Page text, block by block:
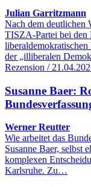
Julian Garritzmann
Nach dem deutlichen
TISZA-Partei bei den
der „illiberalen
Rezension /
Susanne Baer:
Werner Reutter
Wie arbeitet das
Susanne Baer, selbst
komplexen
Karlsruhe. Zu…